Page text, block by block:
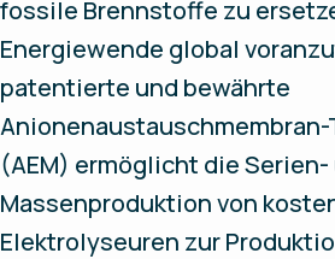
fossile Brennstoffe zu
Energiewende global
patentierte und bewährte
(AEM) ermöglicht die Serien-
Massenproduktion von
Elektrolyseuren zur